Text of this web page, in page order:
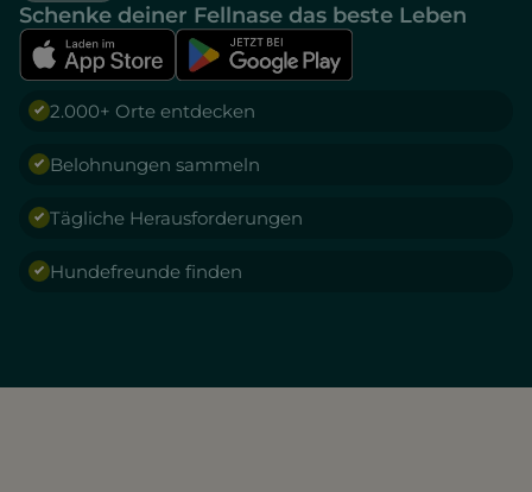
Schenke deiner Fellnase das beste Leben
2.000+ Orte entdecken
Belohnungen sammeln
Tägliche Herausforderungen
Hundefreunde finden